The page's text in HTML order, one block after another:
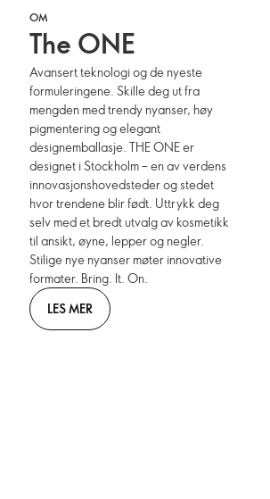
OM
The ONE
Avansert teknologi og de nyeste
formuleringene. Skille deg ut fra
mengden med trendy nyanser, høy
pigmentering og elegant
designemballasje. THE ONE er
designet i Stockholm – en av verdens
innovasjonshovedsteder og stedet
hvor trendene blir født. Uttrykk deg
selv med et bredt utvalg av kosmetikk
til ansikt, øyne, lepper og negler.
Stilige nye nyanser møter innovative
formater. Bring. It. On.
LES MER